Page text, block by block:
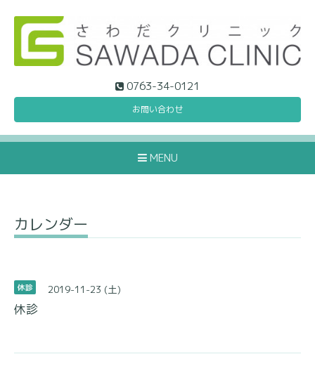
0763-34-0121
お問い合わせ
MENU
カレンダー
休診 2019-11-23 (土)
休診